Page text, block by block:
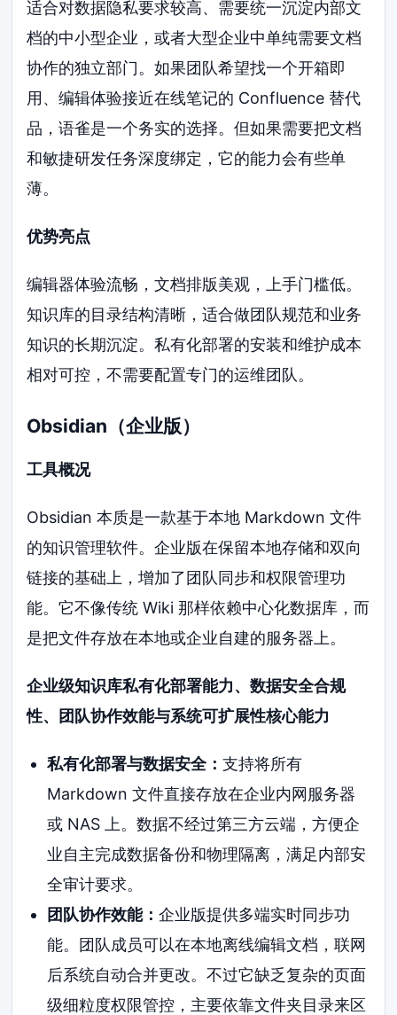
适合对数据隐私要求较高、需要统一沉淀内部文
档的中小型企业，或者大型企业中单纯需要文档
协作的独立部门。如果团队希望找一个开箱即
用、编辑体验接近在线笔记的 Confluence 替代
品，语雀是一个务实的选择。但如果需要把文档
和敏捷研发任务深度绑定，它的能力会有些单
薄。
优势亮点
编辑器体验流畅，文档排版美观，上手门槛低。
知识库的目录结构清晰，适合做团队规范和业务
知识的长期沉淀。私有化部署的安装和维护成本
相对可控，不需要配置专门的运维团队。
Obsidian（企业版）
工具概况
Obsidian 本质是一款基于本地 Markdown 文件
的知识管理软件。企业版在保留本地存储和双向
链接的基础上，增加了团队同步和权限管理功
能。它不像传统 Wiki 那样依赖中心化数据库，而
是把文件存放在本地或企业自建的服务器上。
企业级知识库私有化部署能力、数据安全合规
性、团队协作效能与系统可扩展性核心能力
私有化部署与数据安全： 支持将所有
Markdown 文件直接存放在企业内网服务器
或 NAS 上。数据不经过第三方云端，方便企
业自主完成数据备份和物理隔离，满足内部安
全审计要求。
团队协作效能： 企业版提供多端实时同步功
能。团队成员可以在本地离线编辑文档，联网
后系统自动合并更改。不过它缺乏复杂的页面
级细粒度权限管控，主要依靠文件夹目录来区